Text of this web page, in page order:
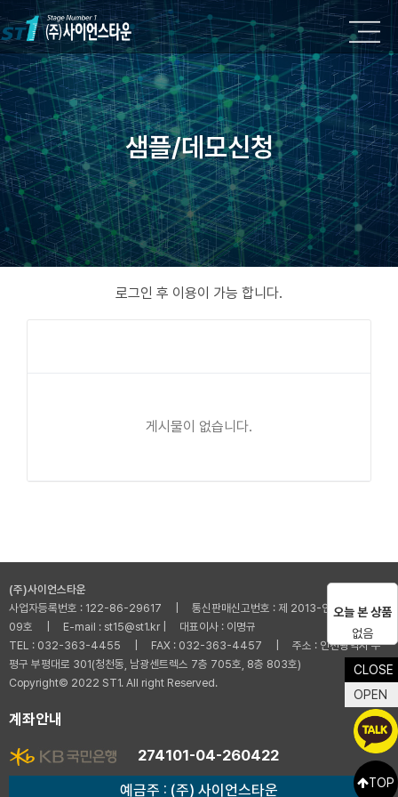
샘플/데모신청
로그인 후 이용이 가능 합니다.
게시물이 없습니다.
(주)사이언스타운
사업자등록번호 : 122-86-29617 | 통신판매신고번호 : 제 2013-인천부평-001
09호 | E-mail : st15@st1.kr | 대표이사 : 이명규
TEL : 032-363-4455 | FAX : 032-363-4457 | 주소 : 인천광역시 부
평구 부평대로 301(청천동, 남광센트렉스 7층 705호, 8층 803호)
Copyright© 2022 ST1. All right Reserved.
계좌안내
274101-04-260422
예금주 : (주) 사이언스타운
CLOSE
OPEN
오늘 본 상품
없음
TOP